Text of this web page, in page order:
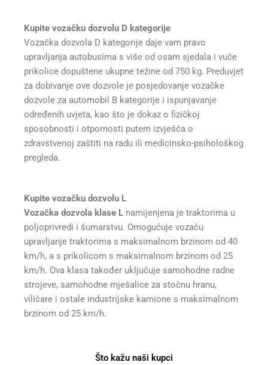
Kupite vozačku dozvolu D kategorije
Vozačka dozvola D kategorije daje vam pravo
upravljanja autobusima s više od osam sjedala i vuče
prikolice dopuštene ukupne težine od 750 kg. Preduvjet
za dobivanje ove dozvole je posjedovanje vozačke
dozvole za automobil B kategorije i ispunjavanje
određenih uvjeta, kao što je dokaz o fizičkoj
sposobnosti i otpornosti putem izvješća o
zdravstvenoj zaštiti na radu ili medicinsko-psihološkog
pregleda.
Kupite vozačku dozvolu L
Vozačka dozvola klase L namijenjena je traktorima u
poljoprivredi i šumarstvu. Omogućuje vozaču
upravljanje traktorima s maksimalnom brzinom od 40
km/h, a s prikolicom s maksimalnom brzinom od 25
km/h. Ova klasa također uključuje samohodne radne
strojeve, samohodne mješalice za stočnu hranu,
viličare i ostale industrijske kamione s maksimalnom
brzinom od 25 km/h.
Što kažu naši kupci